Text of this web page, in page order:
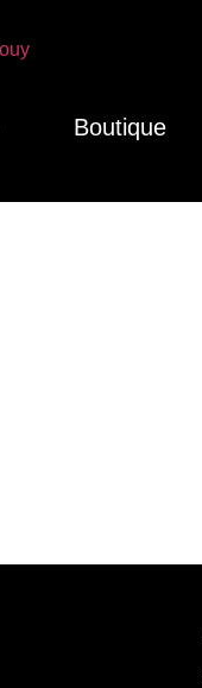
Boutique